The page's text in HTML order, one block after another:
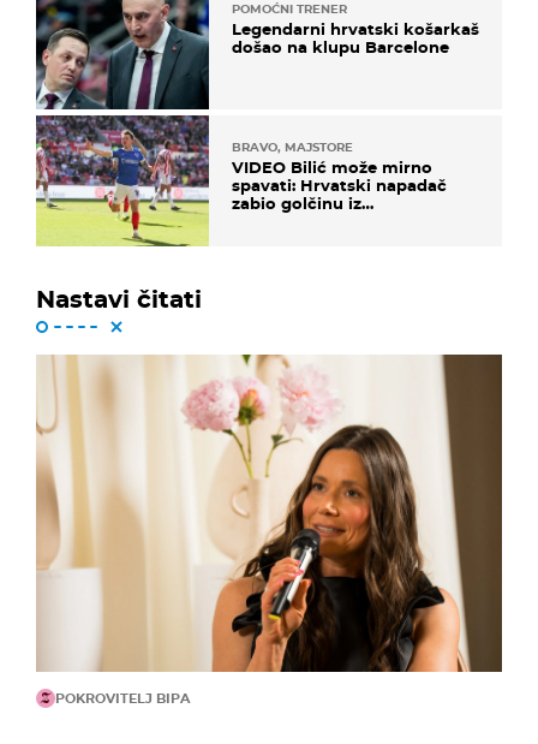
POMOĆNI TRENER
Legendarni hrvatski košarkaš
došao na klupu Barcelone
BRAVO, MAJSTORE
VIDEO Bilić može mirno
spavati: Hrvatski napadač
zabio golčinu iz
Nastavi čitati
POKROVITELJ BIPA